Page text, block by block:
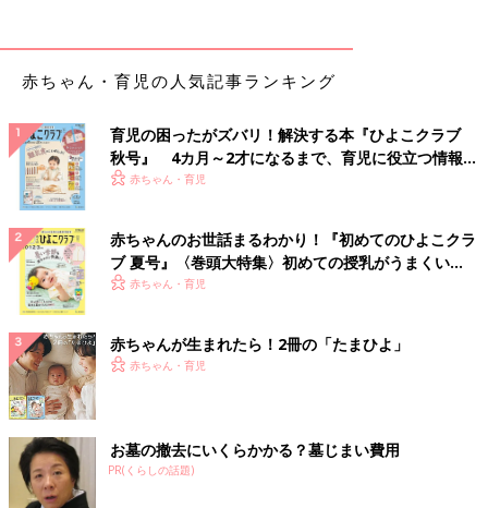
「Do you feel sick?」（気分が悪いかな？）
「That feels good!」（気持ちがいいね）
「Does that feel good?」（気持ちいいかな？）
など、気持ちを聞くときや感情を表現するときは「Do you feel
しいなどの単語を入れ替えてみるといいですね。
【共感・励まし編】遊びで使えるフレーズ
ママ・パパとの遊びなどで使える表現は、赤ちゃんとの関わりが
もっと楽しくなりそう。
さぁ、やってみよう！は、
「Let's go!」
「Come on!」
「Let's try!」
赤ちゃん・育児の人気記事ランキング
育児の困ったがズバリ！解決する本『ひよこクラブ
秋号』 4カ月～2才になるまで、育児に役立つ情報が
いっぱい！
赤ちゃん・育児
赤ちゃんのお世話まるわかり！『初めてのひよこクラ
ブ 夏号』〈巻頭大特集〉初めての授乳がうまくい
く！ おっぱい・ミルクの基本と夏のトラブル 解決テ
赤ちゃん・育児
赤ちゃんが生まれたら！2冊の「たまひよ」
赤ちゃん・育児
お墓の撤去にいくらかかる？墓じまい費用
PR(くらしの話題)